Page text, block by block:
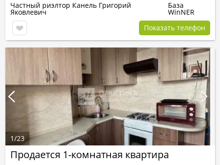
Частный риэлтор Канель Григорий
Яковлевич
База
WinNER
Показать телефон
Продается 1-комнатная квартира
1/23